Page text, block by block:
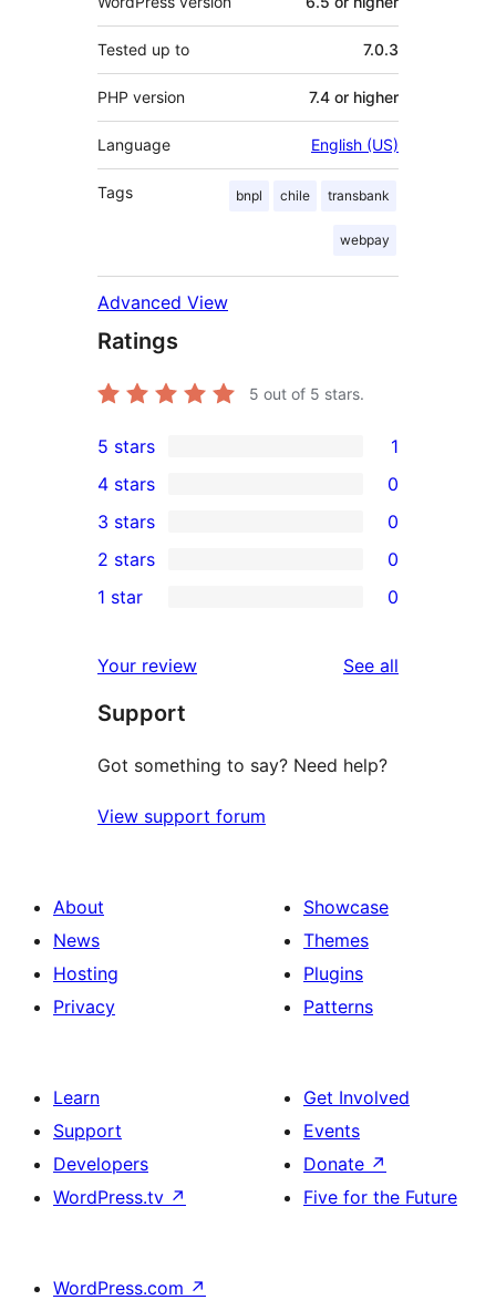
Tested up to 7.0.3
PHP version 7.4 or higher
Language English (US)
Tags bnpl chile transbank
webpay
Advanced View
Ratings
5 out of 5 stars.
1
5-
star
review
5 stars 1
4-
star
reviews
4 stars 0
0
3-
star
3 stars 0
2-
reviews
2 stars 0
star
reviews
1 star 0
Your review See all
Support
Got something to say? Need help?
View support forum
About
News
Hosting
Privacy
Showcase
Themes
Plugins
Patterns
Learn
Support
Developers
WordPress.tv ↗
Get Involved
Events
Donate ↗
Five for the Future
WordPress.com ↗